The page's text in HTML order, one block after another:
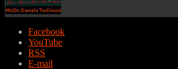
Facebook
YouTube
RSS
E-mail